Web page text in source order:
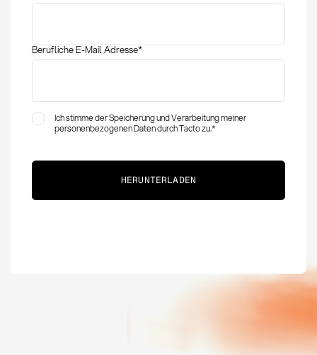
Berufliche E-Mail Adresse*
Ich stimme der Speicherung und Verarbeitung meiner
personenbezogenen Daten durch Tacto zu.*